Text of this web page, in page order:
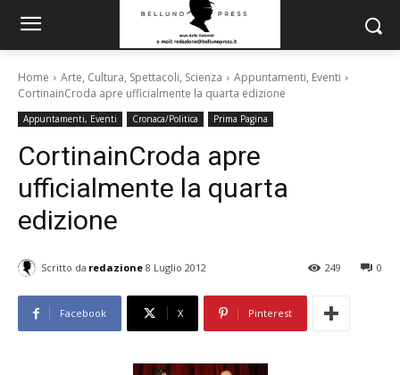
Home Arte, Cultura, Spettacoli, Scienza
Appuntamenti, Eventi
CortinainCroda apre ufficialmente la quarta edizione
Appuntamenti, Eventi Cronaca/Politica Prima Pagina
CortinainCroda apre
ufficialmente la quarta
edizione
Scritto da redazione 8 Luglio 2012 0
249
Facebook X Pinterest